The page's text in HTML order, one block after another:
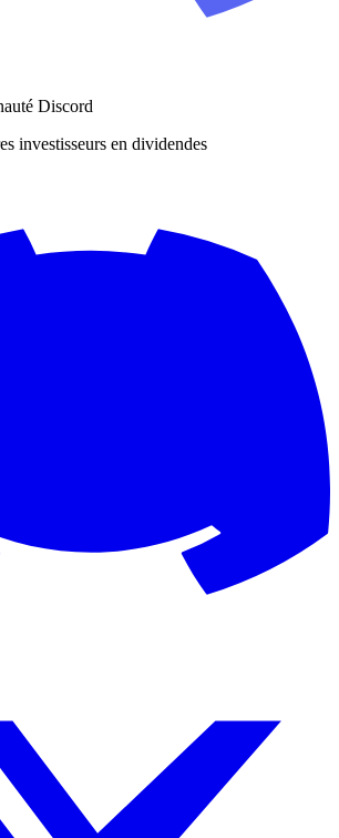
Discord
investisseurs en dividendes